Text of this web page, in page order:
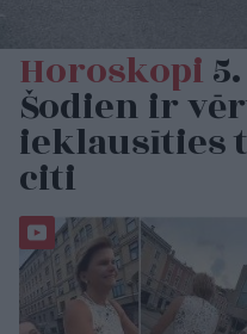
Horoskopi
Šodien ir
ieklausīties
citi